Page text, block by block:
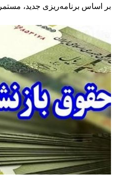
بر اساس برنامه‌ریزی جدید، مستمری بازنشستگان